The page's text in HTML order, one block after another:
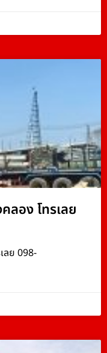
ลอง โทรเลย
ลย 098-